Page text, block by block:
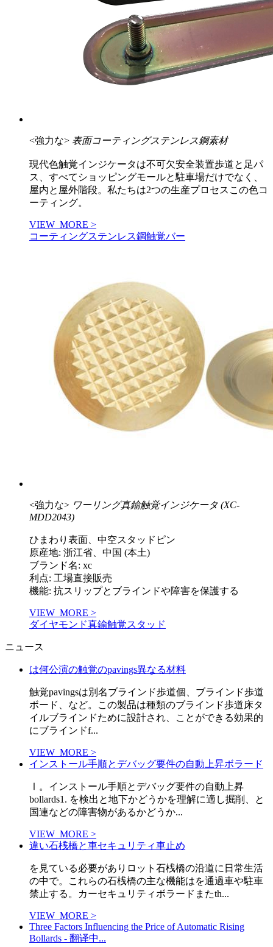
<強力な> 表面コーティングステンレス鋼素材
現代色触覚インジケータは不可欠安全装置歩道と足パ
ス、すべてショッピングモールと駐車場だけでなく、
屋内と屋外階段。私たちは2つの生産プロセスこの色コ
ーティング。
VIEW_MORE >
コーティングステンレス鋼触覚バー
<強力な> ワーリング真鍮触覚インジケータ (XC-
MDD2043)
ひまわり表面、中空スタッドピン
原産地: 浙江省、中国 (本土)
ブランド名: xc
利点: 工場直接販売
機能: 抗スリップとブラインドや障害を保護する
VIEW_MORE >
ダイヤモンド真鍮触覚スタッド
ニュース
は何公演の触覚のpavings異なる材料
触覚pavingsは別名ブラインド歩道個、ブラインド歩道
ボード、など。この製品は種類のブラインド歩道床タ
イルブラインドために設計され、ことができる効果的
にブラインドf...
VIEW_MORE >
インストール手順とデバッグ要件の自動上昇ボラード
Ⅰ。インストール手順とデバッグ要件の自動上昇
bollards1. を検出と地下かどうかを理解に適し掘削、と
国連などの障害物があるかどうか...
VIEW_MORE >
違い石桟橋と車セキュリティ車止め
を見ている必要がありロット石桟橋の沿道に日常生活
の中で。これらの石桟橋の主な機能はを通過車や駐車
禁止する。カーセキュリティボラードまたth...
VIEW_MORE >
Three Factors Influencing the Price of Automatic Rising
Bollards - 翻译中...